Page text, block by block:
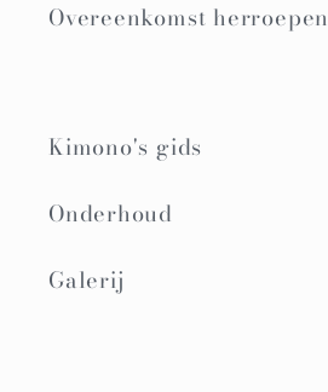
Overeenkomst herroepen
Kimono's gids
Onderhoud
Galerij